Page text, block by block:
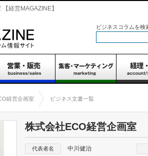
経営MAGAZINE】
ビジネスコラムを検
経営企画室 ビジネス文書一覧
株式会社ECO経営企画室
代表者名 中川健治